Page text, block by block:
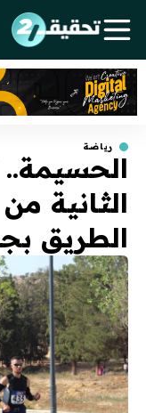
رياضة
الثانية
الطريق